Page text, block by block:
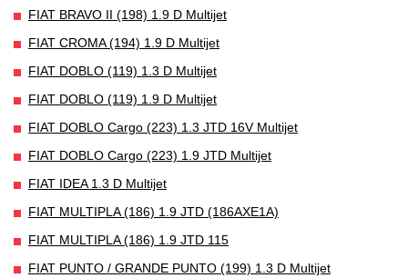
FIAT BRAVO II (198) 1.9 D Multijet
FIAT CROMA (194) 1.9 D Multijet
FIAT DOBLO (119) 1.3 D Multijet
FIAT DOBLO (119) 1.9 D Multijet
FIAT DOBLO Cargo (223) 1.3 JTD 16V Multijet
FIAT DOBLO Cargo (223) 1.9 JTD Multijet
FIAT IDEA 1.3 D Multijet
FIAT MULTIPLA (186) 1.9 JTD (186AXE1A)
FIAT MULTIPLA (186) 1.9 JTD 115
FIAT PUNTO / GRANDE PUNTO (199) 1.3 D Multijet